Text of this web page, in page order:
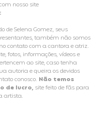
nosso site
de Selena Gomez, seus
também não somos
contato com a cantora e atriz.
fotos, informações, vídeos e
ao site, caso tenha
autoria e queira os devidos
conosco. Não temos
de lucro, site feito de fãs para
artista.